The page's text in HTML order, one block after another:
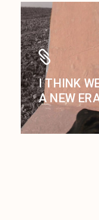
I THINK
A NEW